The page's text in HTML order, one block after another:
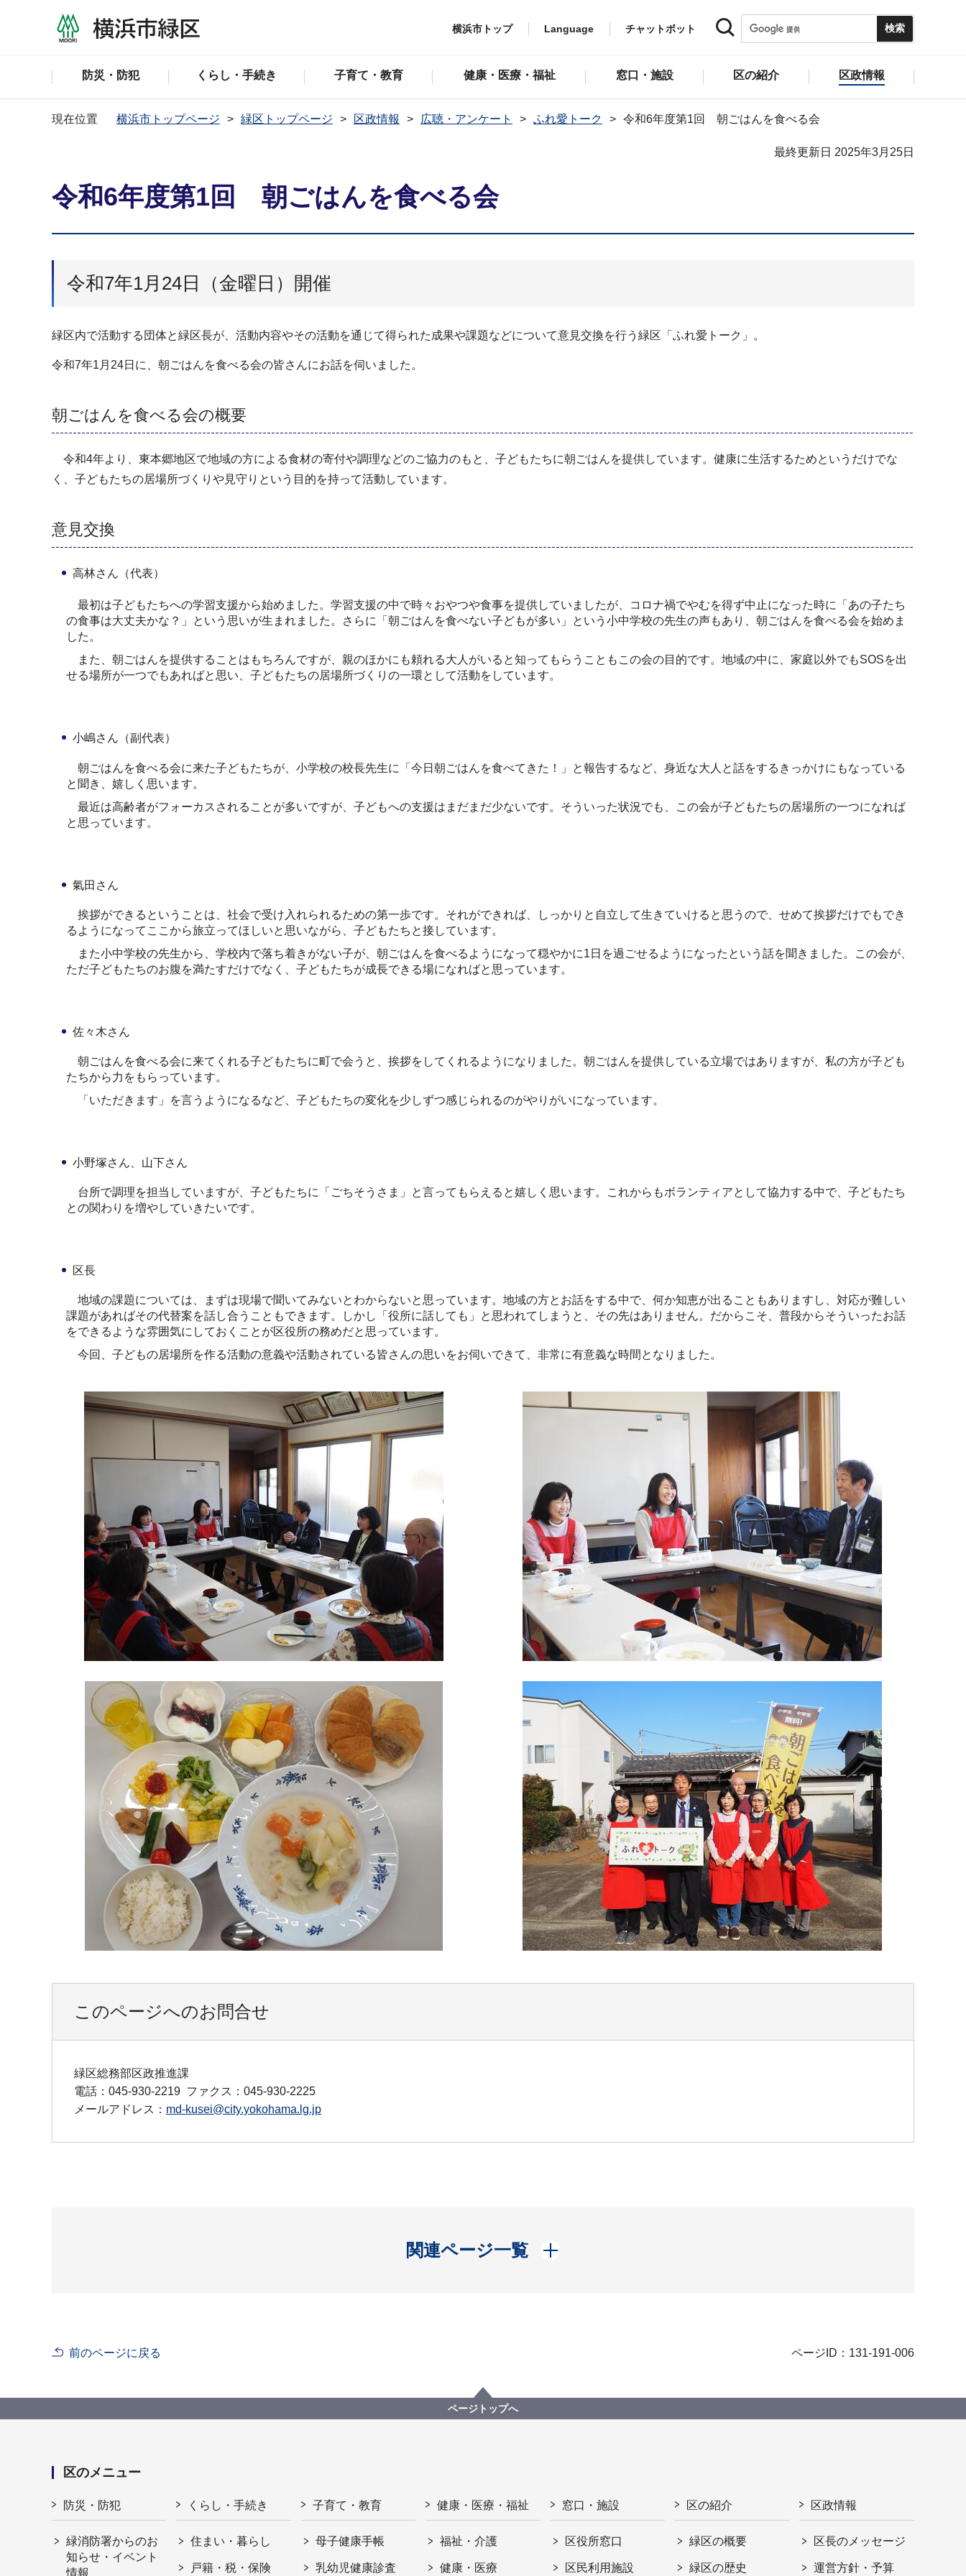
横浜市トップ Language チャットボット
防災・防犯 くらし・手続き 子育て・教育 健康・医療・福祉 窓口・施設 区の紹介 区政情報
現在位置 横浜市トップページ 緑区トップページ 区政情報 広聴・アンケート ふれ愛トーク 令和6年度第1回 朝ごはんを食べる会
最終更新日 2025年3月25日
令和6年度第1回 朝ごはんを食べる会
令和7年1月24日（金曜日）開催
緑区内で活動する団体と緑区長が、活動内容やその活動を通じて得られた成果や課題などについて意見交換を行う緑区「ふれ愛トーク」。
令和7年1月24日に、朝ごはんを食べる会の皆さんにお話を伺いました。
朝ごはんを食べる会の概要
令和4年より、東本郷地区で地域の方による食材の寄付や調理などのご協力のもと、子どもたちに朝ごはんを提供しています。健康に生活するためというだけでな
く、子どもたちの居場所づくりや見守りという目的を持って活動しています。
意見交換
高林さん（代表）
最初は子どもたちへの学習支援から始めました。学習支援の中で時々おやつや食事を提供していましたが、コロナ禍でやむを得ず中止になった時に「あの子たち
の食事は大丈夫かな？」という思いが生まれました。さらに「朝ごはんを食べない子どもが多い」という小中学校の先生の声もあり、朝ごはんを食べる会を始めま
した。
また、朝ごはんを提供することはもちろんですが、親のほかにも頼れる大人がいると知ってもらうこともこの会の目的です。地域の中に、家庭以外でもSOSを出
せる場所が一つでもあればと思い、子どもたちの居場所づくりの一環として活動をしています。
小嶋さん（副代表）
朝ごはんを食べる会に来た子どもたちが、小学校の校長先生に「今日朝ごはんを食べてきた！」と報告するなど、身近な大人と話をするきっかけにもなっている
と聞き、嬉しく思います。
最近は高齢者がフォーカスされることが多いですが、子どもへの支援はまだまだ少ないです。そういった状況でも、この会が子どもたちの居場所の一つになれば
と思っています。
氣田さん
挨拶ができるということは、社会で受け入れられるための第一歩です。それができれば、しっかりと自立して生きていけると思うので、せめて挨拶だけでもでき
るようになってここから旅立ってほしいと思いながら、子どもたちと接しています。
また小中学校の先生から、学校内で落ち着きがない子が、朝ごはんを食べるようになって穏やかに1日を過ごせるようになったという話を聞きました。この会が、
ただ子どもたちのお腹を満たすだけでなく、子どもたちが成長できる場になればと思っています。
佐々木さん
朝ごはんを食べる会に来てくれる子どもたちに町で会うと、挨拶をしてくれるようになりました。朝ごはんを提供している立場ではありますが、私の方が子ども
たちから力をもらっています。
「いただきます」を言うようになるなど、子どもたちの変化を少しずつ感じられるのがやりがいになっています。
小野塚さん、山下さん
台所で調理を担当していますが、子どもたちに「ごちそうさま」と言ってもらえると嬉しく思います。これからもボランティアとして協力する中で、子どもたち
との関わりを増やしていきたいです。
区長
地域の課題については、まずは現場で聞いてみないとわからないと思っています。地域の方とお話をする中で、何か知恵が出ることもありますし、対応が難しい
課題があればその代替案を話し合うこともできます。しかし「役所に話しても」と思われてしまうと、その先はありません。だからこそ、普段からそういったお話
をできるような雰囲気にしておくことが区役所の務めだと思っています。
今回、子どもの居場所を作る活動の意義や活動されている皆さんの思いをお伺いできて、非常に有意義な時間となりました。
このページへのお問合せ
緑区総務部区政推進課
電話：045-930-2219 ファクス：045-930-2225
メールアドレス： md-kusei@city.yokohama.lg.jp
関連ページ一覧
開く
前のページに戻る ページID：131-191-006
ページトップへ
区のメニュー
防災・防犯
緑消防署からのお
知らせ・イベント
情報
くらし・手続き
住まい・暮らし
戸籍・税・保険
子育て・教育
母子健康手帳
乳幼児健康診査
健康・医療・福祉
福祉・介護
健康・医療
窓口・施設
区役所窓口
区民利用施設
区の紹介
緑区の概要
緑区の歴史
区政情報
区長のメッセージ
運営方針・予算